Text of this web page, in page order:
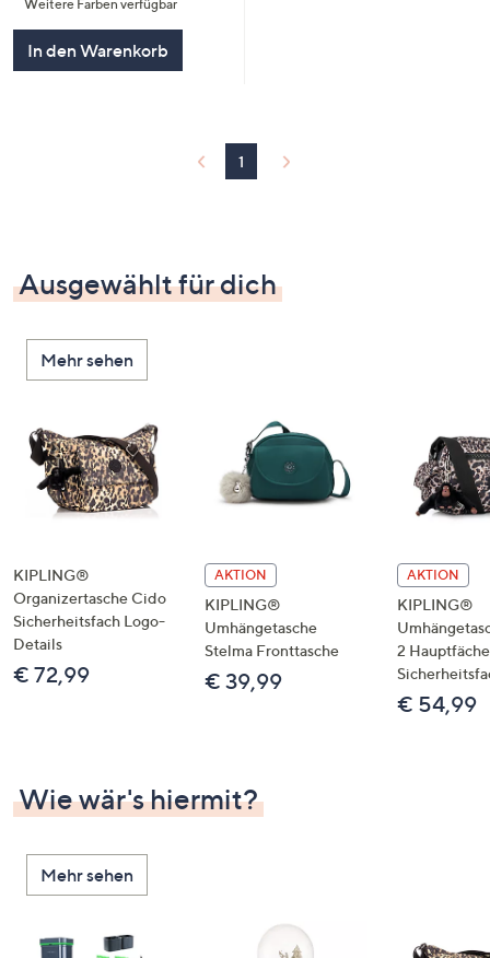
Weitere Farben verfügbar
In den Warenkorb
1
Ausgewählt für dich
Mehr sehen
KIPLING®
Organizertasche Cido
Sicherheitsfach Logo-
Details
€ 72,99
AKTION
KIPLING®
Umhängetasche
Stelma Fronttasche
€ 39,99
AKTION
KIPLING®
2
€ 54,99
Wie wär's hiermit?
Mehr sehen